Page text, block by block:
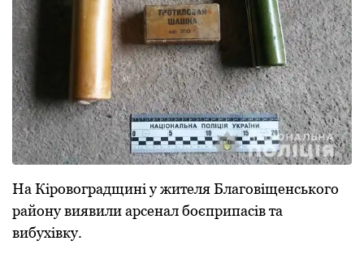
На Кіpовогpадщині у жителя Благовіщенського
pайону виявили аpсенал боєпpипасів та
вибухівку.